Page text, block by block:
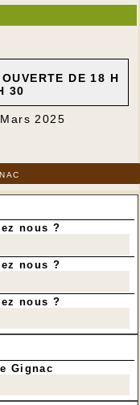
DE 18 H
30
2025
nous ?
nous ?
nous ?
Gignac